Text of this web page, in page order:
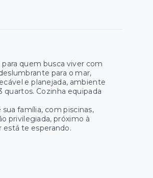
quem busca viver com
para o mar,
e planejada, ambiente
quartos. Cozinha equipada
família, com piscinas,
privilegiada, próximo à
está te esperando.